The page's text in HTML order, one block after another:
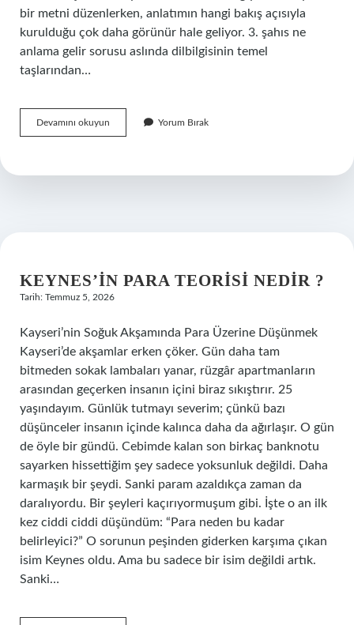
bir metni düzenlerken, anlatımın hangi bakış açısıyla
kurulduğu çok daha görünür hale geliyor. 3. şahıs ne
anlama gelir sorusu aslında dilbilgisinin temel
taşlarından…
Devamını okuyun
şahıs
gelir
Yorum Bırak
KEYNES’IN PARA TEORISI NEDIR ?
Tarih: Temmuz 5, 2026
Kayseri’nin Soğuk Akşamında Para Üzerine Düşünmek
Kayseri’de akşamlar erken çöker. Gün daha tam
bitmeden sokak lambaları yanar, rüzgâr apartmanların
arasından geçerken insanın içini biraz sıkıştırır. 25
yaşındayım. Günlük tutmayı severim; çünkü bazı
düşünceler insanın içinde kalınca daha da ağırlaşır. O gün
de öyle bir gündü. Cebimde kalan son birkaç banknotu
sayarken hissettiğim şey sadece yoksunluk değildi. Daha
karmaşık bir şeydi. Sanki param azaldıkça zaman da
daralıyordu. Bir şeyleri kaçırıyormuşum gibi. İşte o an ilk
kez ciddi ciddi düşündüm: “Para neden bu kadar
belirleyici?” O sorunun peşinden giderken karşıma çıkan
isim Keynes oldu. Ama bu sadece bir isim değildi artık.
Sanki…